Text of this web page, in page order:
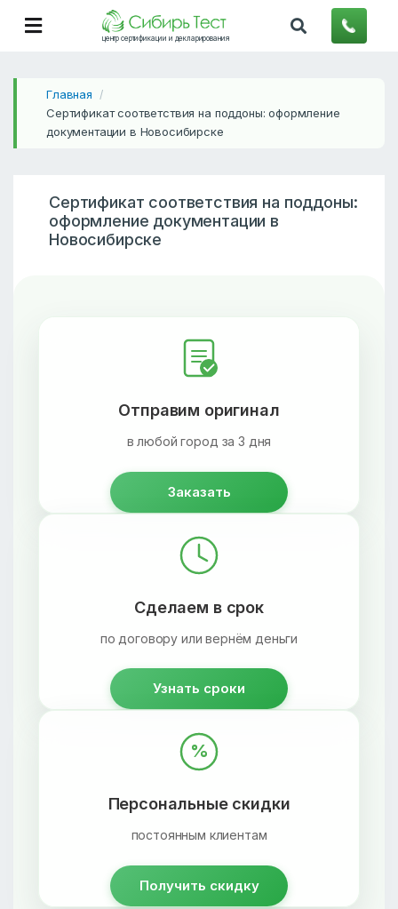
центр сертификации и декларирования
Главная /
Сертификат соответствия на поддоны: оформление
документации в Новосибирске
Сертификат соответствия на поддоны:
оформление документации в
Новосибирске
Отправим оригинал
в любой город за 3 дня
Заказать
Сделаем в срок
по договору или вернём деньги
Узнать сроки
%
Персональные скидки
постоянным клиентам
Получить скидку